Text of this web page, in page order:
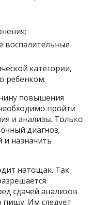
воспалительные
категории,
ребенком.
повышения
пройти
и анализы. Только
диагноз,
и назначить
натощак. Так
сдачей анализов
пищу. Им следует